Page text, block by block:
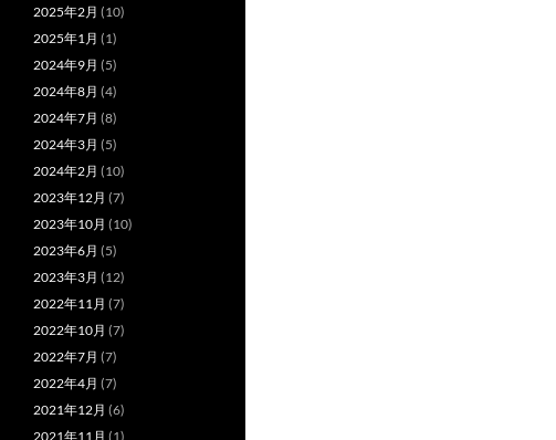
2025年2月 (10)
2025年1月 (1)
2024年9月 (5)
2024年8月 (4)
2024年7月 (8)
2024年3月 (5)
2024年2月 (10)
2023年12月 (7)
2023年10月 (10)
2023年6月 (5)
2023年3月 (12)
2022年11月 (7)
2022年10月 (7)
2022年7月 (7)
2022年4月 (7)
2021年12月 (6)
2021年11月 (1)